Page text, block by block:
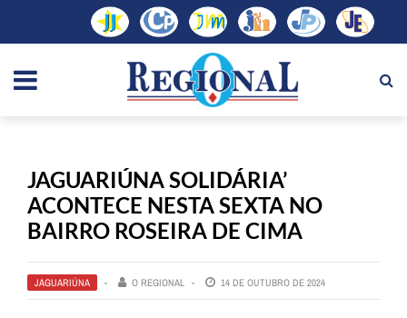
JAGUARIÚNA SOLIDÁRIA’
ACONTECE NESTA SEXTA NO
BAIRRO ROSEIRA DE CIMA
JAGUARIÚNA O REGIONAL 14 DE OUTUBRO DE 2024